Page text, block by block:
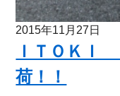
2015年11月27日
ＩＴＯＫＩ
荷！！